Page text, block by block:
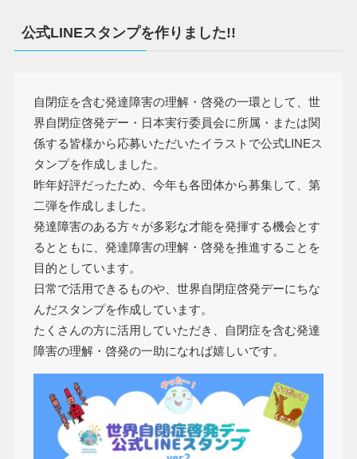
公式LINEスタンプを作りました!!
自閉症を含む発達障害の理解・啓発の一環として、世
界自閉症啓発デー・日本実行委員会に所属・または関
係する皆様から応募いただいたイラストで公式LINEス
タンプを作成しました。
昨年好評だったため、今年も各団体から募集して、第
二弾を作成しました。
発達障害のある方々が多彩な才能を発揮する機会とす
るとともに、発達障害の理解・啓発を推進することを
目的としています。
日常で活用できるものや、世界自閉症啓発デーにちな
んだスタンプを作成しています。
たくさんの方に活用していただき、自閉症を含む発達
障害の理解・啓発の一助になれば嬉しいです。